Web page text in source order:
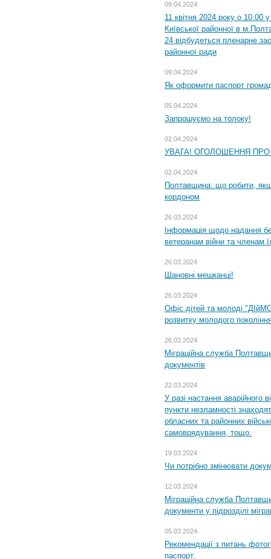
09.04.2024
11 квітня 2024 року о 10.00
Київської районної в
24 відбудеться пленарне
районної ради
09.04.2024
Як оформити паспорт
05.04.2024
Запрошуємо на толоку!
02.04.2024
УВАГА! ОГОЛОШЕННЯ
02.04.2024
Полтавщина: що робити,
кордоном
26.03.2024
Інформація щодо надання
ветеранам війни та членам
26.03.2024
Шановні мешканці!
26.03.2024
Офіс дітей та молоді
розвитку молодого
26.03.2024
Міграційна служба
документів
22.03.2024
У разі настання аварійного
пункти незламності
обласних та районних
самоврядування, тощо.
19.03.2024
Чи потрібно змінювати
12.03.2024
Міграційна служба
документи у підрозділі
05.03.2024
Рекомендації з питань
паспорт.